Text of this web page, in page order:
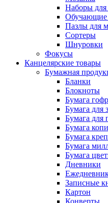
Наборы для
Пазлы для
Сортеры
Шнуровки
Фокусы
Канцелярские товары
Бумажная
Бланки
Блокноты
Бумага
Бумага для
Бумага для
Бумага
Бумага
Бумага
Бумага
Дневники
Записные
Картон
Конверты